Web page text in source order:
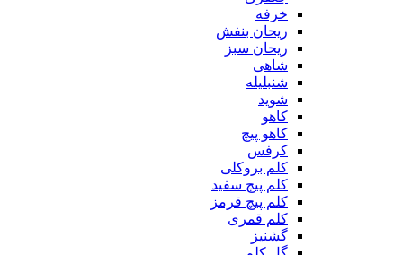
خرفه
ریحان بنفش
ریحان سبز
شاهی
شنبلیله
شوید
کاهو
کاهو پیچ
کرفس
کلم بروکلی
کلم پیچ سفید
کلم پیچ قرمز
کلم قمری
گشنیز